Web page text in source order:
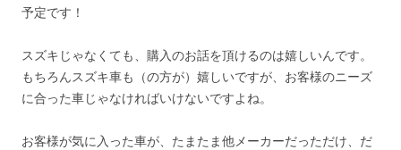
予定です！
スズキじゃなくても、購入のお話を頂けるのは嬉しいんです。
もちろんスズキ車も（の方が）嬉しいですが、お客様のニーズ
に合った車じゃなければいけないですよね。
お客様が気に入った車が、たまたま他メーカーだっただけ、だ